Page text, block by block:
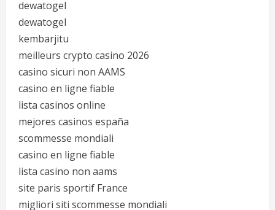
dewatogel
dewatogel
kembarjitu
meilleurs crypto casino 2026
casino sicuri non AAMS
casino en ligne fiable
lista casinos online
mejores casinos españa
scommesse mondiali
casino en ligne fiable
lista casino non aams
site paris sportif France
migliori siti scommesse mondiali